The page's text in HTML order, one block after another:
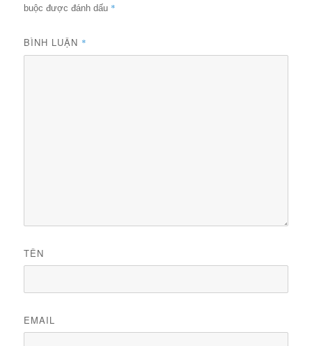
buộc được đánh dấu *
BÌNH LUẬN *
TÊN
EMAIL